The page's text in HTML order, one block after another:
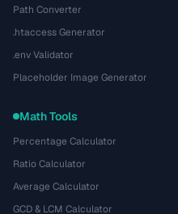
Path Converter
.htaccess Generator
.env Validator
Placeholder Image Generator
Math Tools
Percentage Calculator
Ratio Calculator
Average Calculator
GCD & LCM Calculator